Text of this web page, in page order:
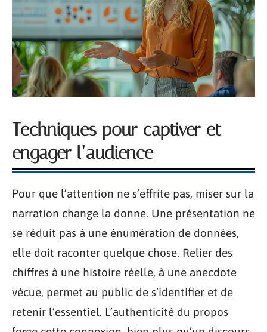
Techniques pour captiver et
engager l’audience
Pour que l’attention ne s’effrite pas, miser sur la
narration change la donne. Une présentation ne
se réduit pas à une énumération de données,
elle doit raconter quelque chose. Relier des
chiffres à une histoire réelle, à une anecdote
vécue, permet au public de s’identifier et de
retenir l’essentiel. L’authenticité du propos